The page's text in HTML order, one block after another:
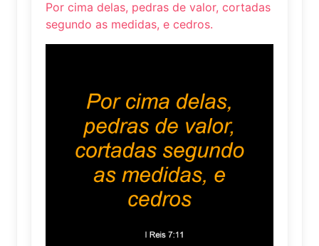
Por cima delas, pedras de valor, cortadas
segundo as medidas, e cedros.